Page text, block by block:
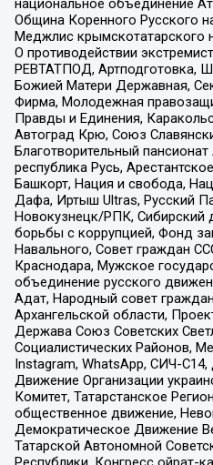
национальное объединение
Община Коренного Русского
Меджлис крымскотатарского
О противодействии
РЕВТАТПОД, Артподготовка,
Божией Матери Державная,
Фирма, Молодежная
Правды и Единения,
Автоград Крю, Союз
Благотворительный
республика Русь,
Башкорт, Нация и свобода,
Дафа, Иртыш Ultras, Русский
Новокузнецк/РПК,
борьбы с коррупцией, Фонд
Навального, Совет граждан
Краснодара, Мужское
объединение русского
Адат, Народный совет
Архангельской области,
Держава Союз Советских
Социалистических Районов,
Instagram, WhatsApp, СИЧ-
Движение Организации
Комитет, Татарстанское
общественное движение,
Демократическое Движение
Татарской Автономной